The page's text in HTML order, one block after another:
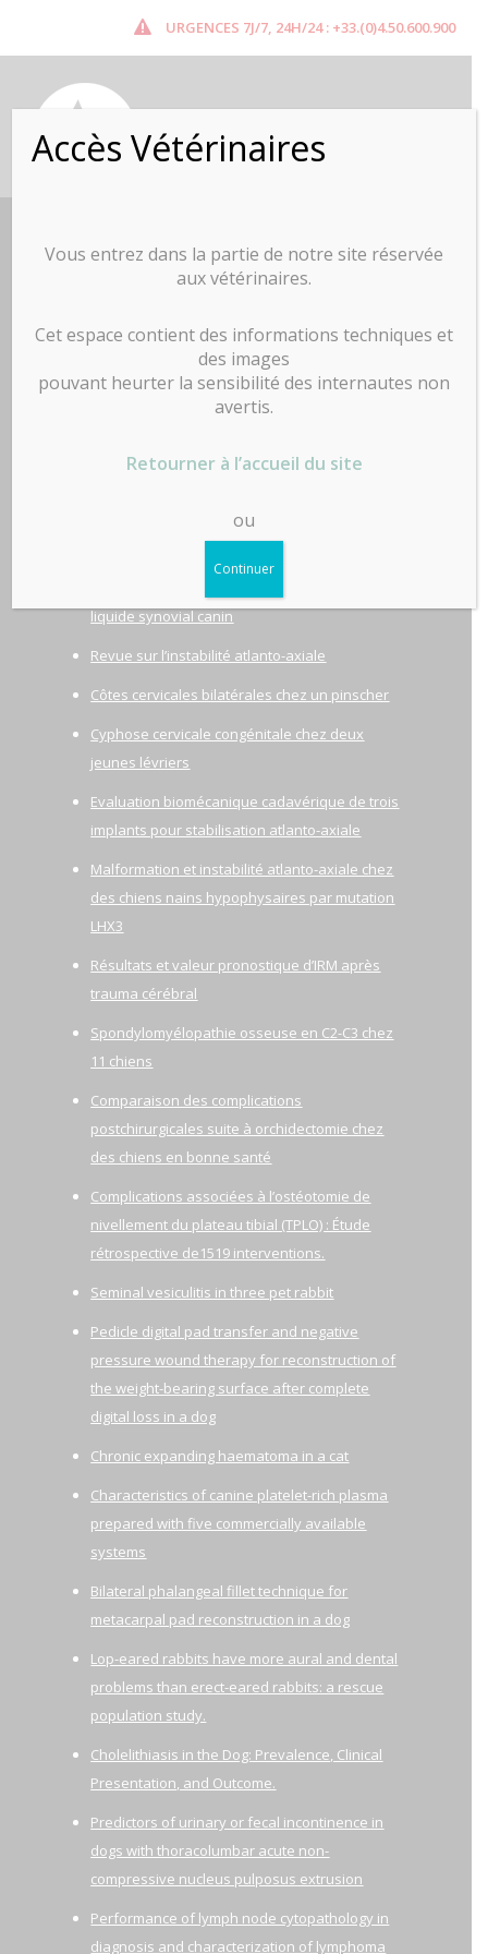
URGENCES 7J/7, 24H/24 : +33.(0)4.50.600.900
L'équipe du CHVSM a
Sélection d’articles scientifiques
vétérinaires du CHV Saint-Martin
liquide synovial canin
Revue sur l’instabilité atlanto-axiale
Côtes cervicales bilatérales chez un pinscher
Cyphose cervicale congénitale chez deux
jeunes lévriers
Evaluation biomécanique cadavérique de trois
implants pour stabilisation atlanto-axiale
Malformation et instabilité atlanto-axiale chez
des chiens nains hypophysaires par mutation
LHX3
Résultats et valeur pronostique d’IRM après
trauma cérébral
Spondylomyélopathie osseuse en C2-C3 chez
11 chiens
Comparaison des complications
postchirurgicales suite à orchidectomie chez
des chiens en bonne santé
Complications associées à l’ostéotomie de
nivellement du plateau tibial (TPLO) : Étude
rétrospective de1519 interventions.
Seminal vesiculitis in three pet rabbit
Pedicle digital pad transfer and negative
pressure wound therapy for reconstruction of
the weight-bearing surface after complete
digital loss in a dog
Chronic expanding haematoma in a cat
Characteristics of canine platelet-rich plasma
prepared with five commercially available
systems
Bilateral phalangeal fillet technique for
metacarpal pad reconstruction in a dog
Lop-eared rabbits have more aural and dental
problems than erect-eared rabbits: a rescue
population study.
Cholelithiasis in the Dog: Prevalence, Clinical
Presentation, and Outcome.
Predictors of urinary or fecal incontinence in
dogs with thoracolumbar acute non-
compressive nucleus pulposus extrusion
Performance of lymph node cytopathology in
diagnosis and characterization of lymphoma
Accès Vétérinaires
Vous entrez dans la partie de notre site réservée
aux vétérinaires.
Cet espace contient des informations techniques et
des images
pouvant heurter la sensibilité des internautes non
avertis.
Retourner à l’accueil du site
ou
Continuer